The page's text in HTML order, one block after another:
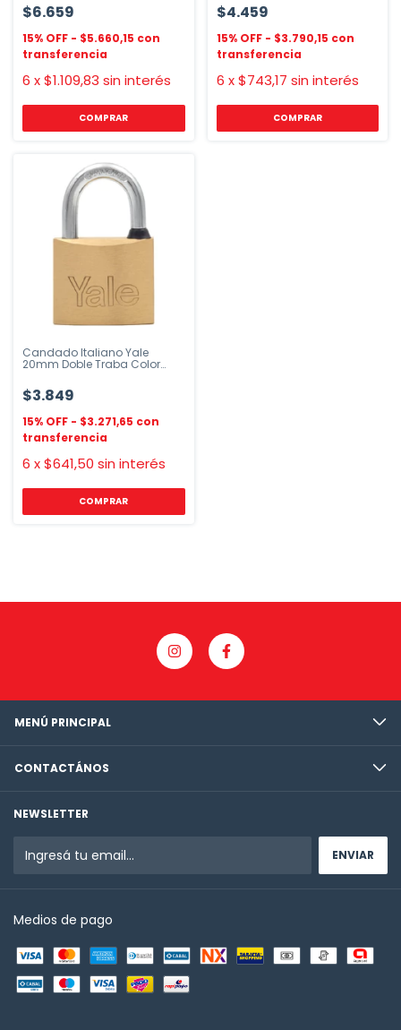
$6.659
$5.660,15
6 x$1.109,83 sin interés
COMPRAR
$4.459
$3.790,15
6 x$743,17 sin interés
COMPRAR
Candado Italiano Yale
20mm Doble Traba Color
$3.849
$3.271,65
6 x$641,50 sin interés
MENÚ PRINCIPAL
CONTACTÁNOS
NEWSLETTER
Medios de pago